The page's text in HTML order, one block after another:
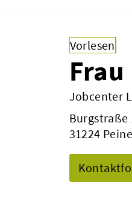
Vorlesen
Jobcenter
Burgstraße
31224 Peine